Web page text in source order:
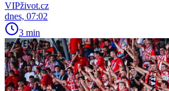
VIPživot.cz
dnes, 07:02
3 min